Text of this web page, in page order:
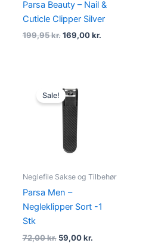
Parsa Beauty – Nail &
Cuticle Clipper Silver
199,95kr. 169,00kr.
Sale!
Neglefile Sakse og Tilbehør
Parsa Men –
Negleklipper Sort -1
Stk
72,00kr.
price
was:
72,00 kr..
59,00kr.